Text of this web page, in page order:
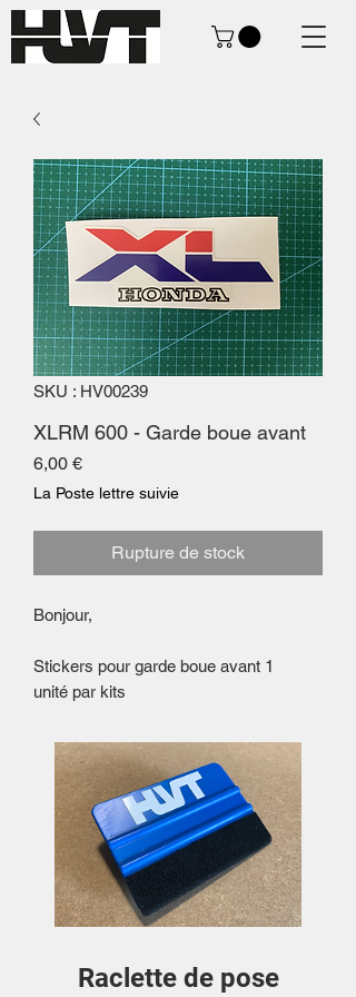
SKU : HV00239
XLRM 600 - Garde boue avant
6,00 €Prix
La Poste lettre suivie
Rupture de stock
Bonjour,
Stickers pour garde boue avant 1
unité par kits
Raclette de pose